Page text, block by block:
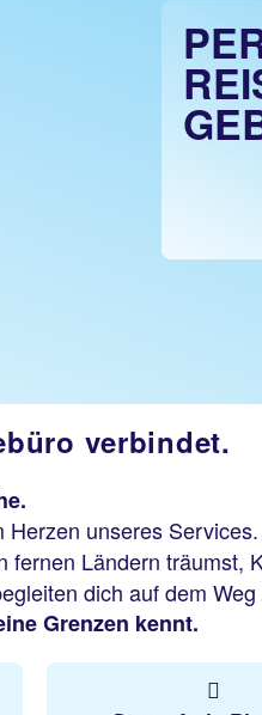
verbindet.
unseres
fernen Ländern träumst,
dich auf dem
Grenzen kennt.